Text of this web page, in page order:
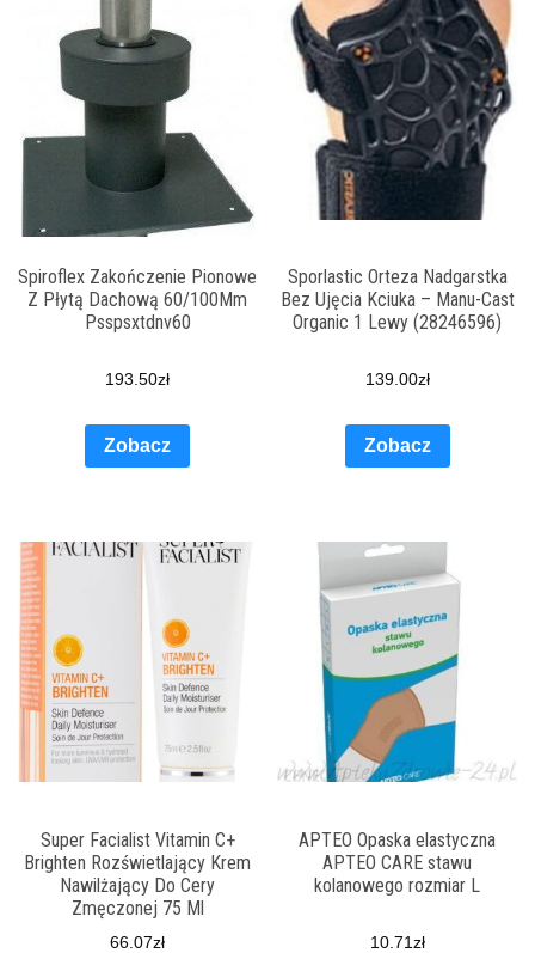
Spiroflex Zakończenie Pionowe
Z Płytą Dachową 60/100Mm
Psspsxtdnv60
193.50zł
Zobacz
Sporlastic Orteza Nadgarstka
Bez Ujęcia Kciuka – Manu-Cast
Organic 1 Lewy (28246596)
139.00zł
Zobacz
Super Facialist Vitamin C+
Brighten Rozświetlający Krem
Nawilżający Do Cery
Zmęczonej 75 Ml
66.07zł
APTEO Opaska elastyczna
APTEO CARE stawu
kolanowego rozmiar L
10.71 zł